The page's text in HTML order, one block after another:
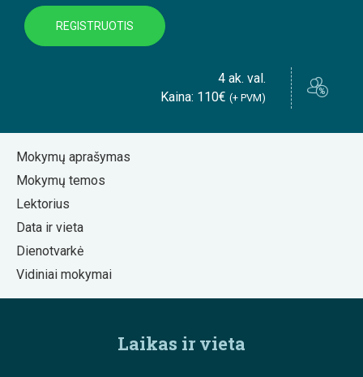
REGISTRUOTIS
4 ak. val.
Kaina: 110€ (+ PVM)
Mokymų aprašymas
Mokymų temos
Lektorius
Data ir vieta
Dienotvarkė
Vidiniai mokymai
Laikas ir vieta